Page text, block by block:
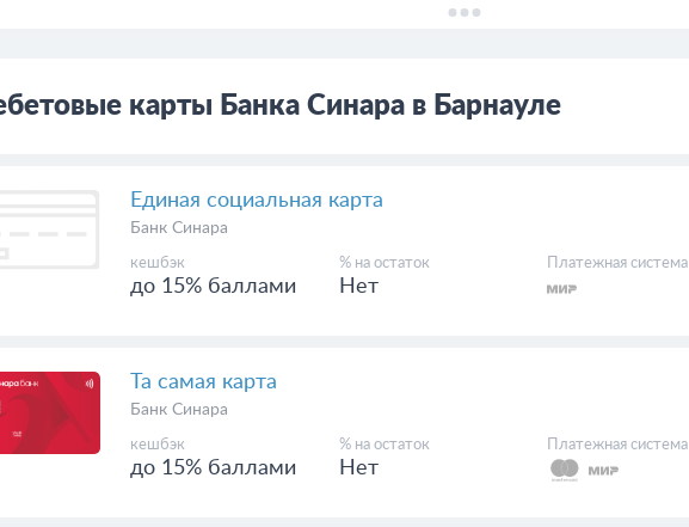
карты Банка Синара в Барнауле
Единая социальная карта
Банк Синара
кешбэк
до 15% баллами
% на остаток
Нет
Платежная система
Та самая карта
Банк Синара
кешбэк
до 15% баллами
% на остаток
Нет
Платежная система